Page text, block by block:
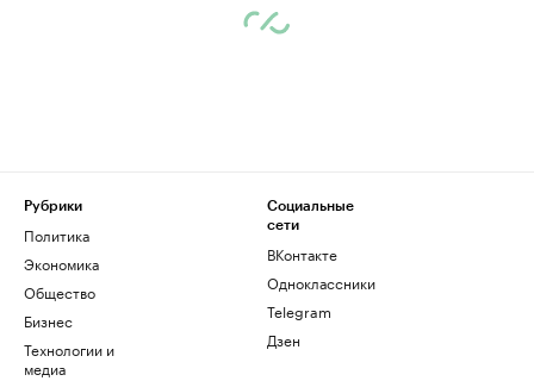
Рубрики
Политика
Экономика
Общество
Бизнес
Технологии и
медиа
Социальные
сети
ВКонтакте
Одноклассники
Telegram
Дзен